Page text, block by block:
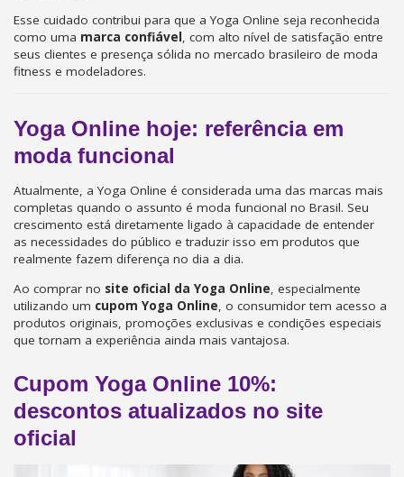
Esse cuidado contribui para que a Yoga Online seja reconhecida
como uma marca confiável, com alto nível de satisfação entre
seus clientes e presença sólida no mercado brasileiro de moda
fitness e modeladores.
Yoga Online hoje: referência em
moda funcional
Atualmente, a Yoga Online é considerada uma das marcas mais
completas quando o assunto é moda funcional no Brasil. Seu
crescimento está diretamente ligado à capacidade de entender
as necessidades do público e traduzir isso em produtos que
realmente fazem diferença no dia a dia.
Ao comprar no site oficial da Yoga Online, especialmente
utilizando um cupom Yoga Online, o consumidor tem acesso a
produtos originais, promoções exclusivas e condições especiais
que tornam a experiência ainda mais vantajosa.
Cupom Yoga Online 10%:
descontos atualizados no site
oficial